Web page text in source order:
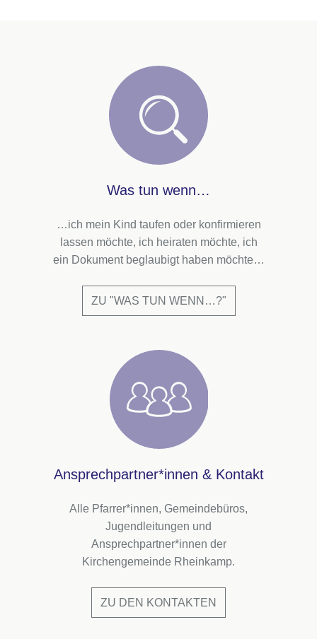
Was tun wenn…
…ich mein Kind taufen oder konfirmieren
lassen möchte, ich heiraten möchte, ich
ein Dokument beglaubigt haben möchte…
ZU "WAS TUN WENN…?"
Ansprechpartner*innen & Kontakt
Alle Pfarrer*innen, Gemeindebüros,
Jugendleitungen und
Ansprechpartner*innen der
Kirchengemeinde Rheinkamp.
ZU DEN KONTAKTEN